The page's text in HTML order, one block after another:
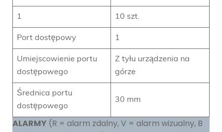
1 10 szt.
Port dostępowy 1
Umiejscowienie portu
dostępowego
Z tyłu urządzenia na
górze
Średnica portu
dostępowego
30 mm
ALARMY (R = alarm zdalny, V = alarm wizualny, B